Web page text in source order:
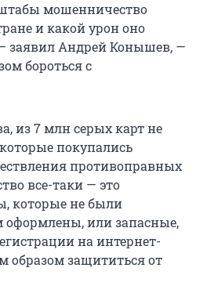
мошенничество
и какой урон оно
заявил Андрей Конышев, —
бороться с
из 7 млн серых карт не
покупались
противоправных
все-таки — это
которые не были
или запасные,
на интернет-
образом защититься от